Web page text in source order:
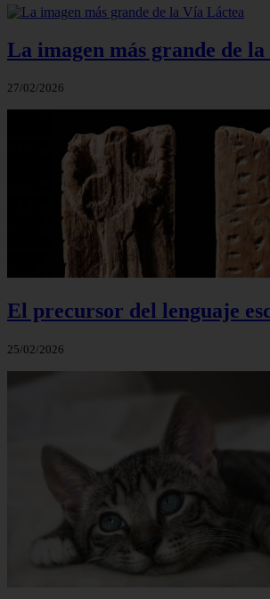
La imagen más grande de
27/02/2026
El precursor del lenguaje
25/02/2026